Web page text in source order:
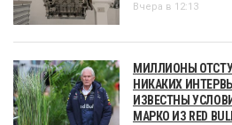
Вчера в 12:13
МИЛЛИОНЫ
НИКАКИХ
ИЗВЕСТНЫ
МАРКО ИЗ RED